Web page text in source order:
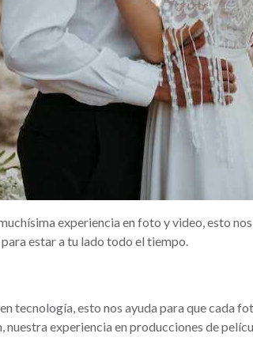
experiencia en foto y video, esto
estar a tu lado todo el tiempo.
tecnología, esto nos ayuda para que cada
experiencia en producciones de